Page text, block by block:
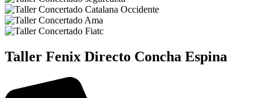
Taller Fenix Directo Concha Espina